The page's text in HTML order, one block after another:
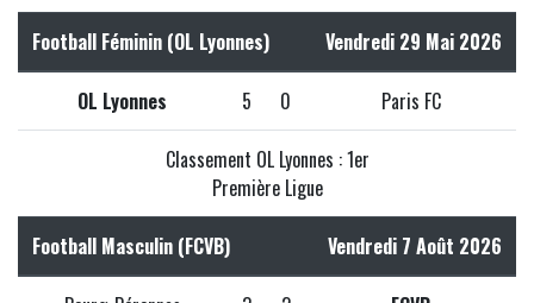
Football Féminin (OL Lyonnes) Vendredi 29 Mai 2026
OL Lyonnes 5 0 Paris FC
Classement OL Lyonnes : 1er
Première Ligue
Football Masculin (FCVB) Vendredi 7 Août 2026